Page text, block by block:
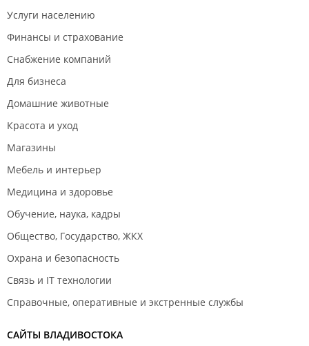
Услуги населению
Финансы и страхование
Снабжение компаний
Для бизнеса
Домашние животные
Красота и уход
Магазины
Мебель и интерьер
Медицина и здоровье
Обучение, наука, кадры
Общество, Государство, ЖКХ
Охрана и безопасность
Связь и IT технологии
Справочные, оперативные и экстренные службы
САЙТЫ ВЛАДИВОСТОКА